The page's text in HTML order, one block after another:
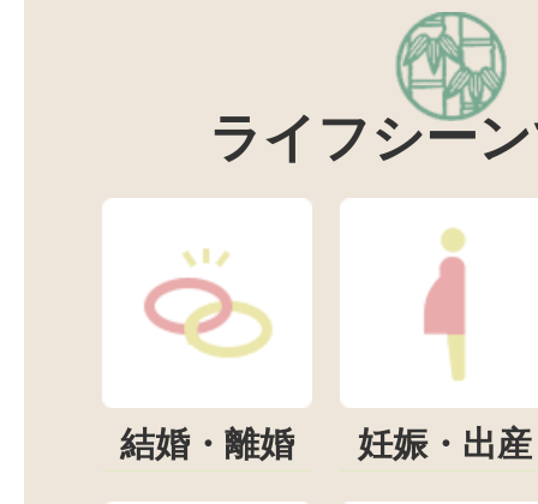
ライフシー
結婚・離婚 妊娠・出産